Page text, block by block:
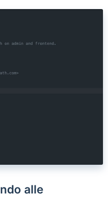
alle